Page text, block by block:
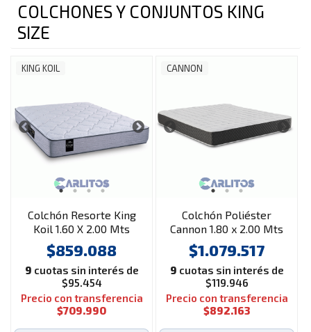
COLCHONES Y CONJUNTOS KING
SIZE
KING KOIL
Colchón Resorte King
Koil 1.60 X 2.00 Mts
Bradley
$859.088
9 cuotas sin interés de
$95.454
Precio con transferencia
$709.990
CANNON
Colchón Poliéster
Cannon 1.80 x 2.00 Mts
Renovation
$1.079.517
9 cuotas sin interés de
$119.946
Precio con transferencia
$892.163